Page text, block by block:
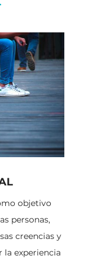
objetivo
personas,
creencias y
experiencia